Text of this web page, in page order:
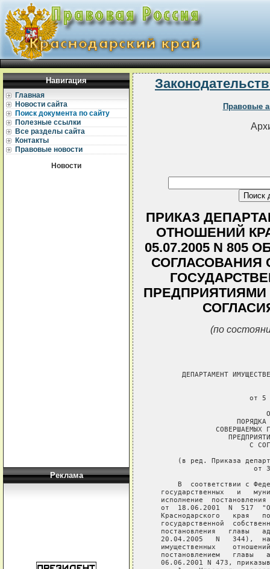
Навигация
Главная
Новости сайта
Поиск документа по сайту
Полезные ссылки
Все разделы сайта
Контакты
Правовые новости
Новости
Реклама
Правовые
ПРИКАЗ
ОТНОШЕНИЙ
05.07.2005 N
ПРЕДПРИЯТИЯМИ
(по